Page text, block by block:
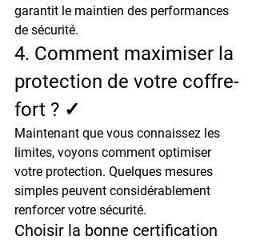
garantit le maintien des performances
de sécurité.
4. Comment maximiser la
protection de votre coffre-
fort ? ✓
Maintenant que vous connaissez les
limites, voyons comment optimiser
votre protection. Quelques mesures
simples peuvent considérablement
renforcer votre sécurité.
Choisir la bonne certification